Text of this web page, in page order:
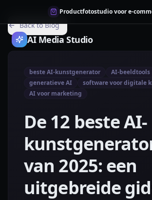
Productfotostudio voor e-
AI Media Studio
Back to Blog
beste AI-kunstgenerator
AI-beeldtools
generatieve AI
software voor digitale
AI voor marketing
De 12 beste AI-
van 2025: een
uitgebreide